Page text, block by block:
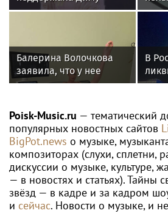
Билана после скандала
Балерина Волочкова
заявила, что у нее
появилась гематома
В
Poisk-Music.ru — тематический
популярных новостных сайтов
BigPot.news о музыке,
композиторах (слухи, сплетни,
дискуссии о музыке, культуре,
— в новостях и статьях). Тайны
звёзд — в кадре и за кадром
и сейчас. Новости о музыке, и